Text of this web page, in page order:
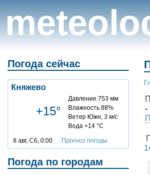
Погода сейчас
Княжево
+15°
Давление 753 мм
Влажность 88%
Ветер Южн, 3 м/с
Вода +14 °C
8 авг, Сб, 0:00 Прогноз погоды
Погода по городам
-